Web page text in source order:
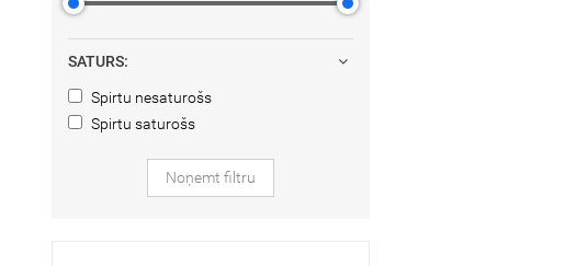
SATURS:
Spirtu nesaturošs
Spirtu saturošs
Noņemt filtru